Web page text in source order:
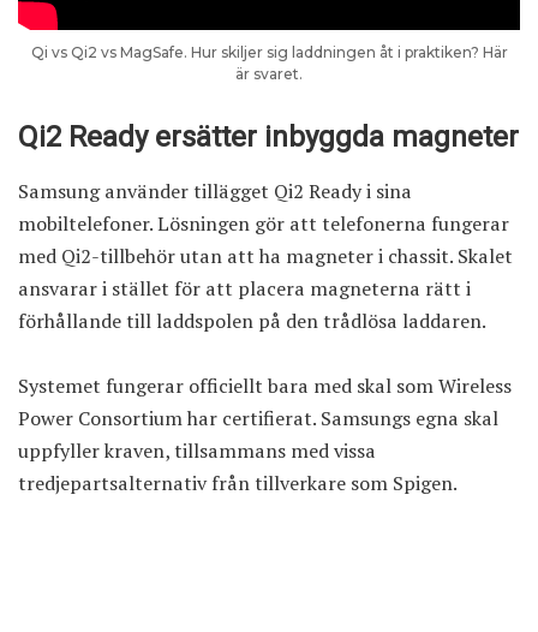
Qi vs Qi2 vs MagSafe. Hur skiljer sig laddningen åt i praktiken? Här
är svaret.
Qi2 Ready ersätter inbyggda magneter
Samsung använder tillägget Qi2 Ready i sina
mobiltelefoner. Lösningen gör att telefonerna fungerar
med Qi2-tillbehör utan att ha magneter i chassit. Skalet
ansvarar i stället för att placera magneterna rätt i
förhållande till laddspolen på den trådlösa laddaren.
Systemet fungerar officiellt bara med skal som Wireless
Power Consortium har certifierat. Samsungs egna skal
uppfyller kraven, tillsammans med vissa
tredjepartsalternativ från tillverkare som Spigen.